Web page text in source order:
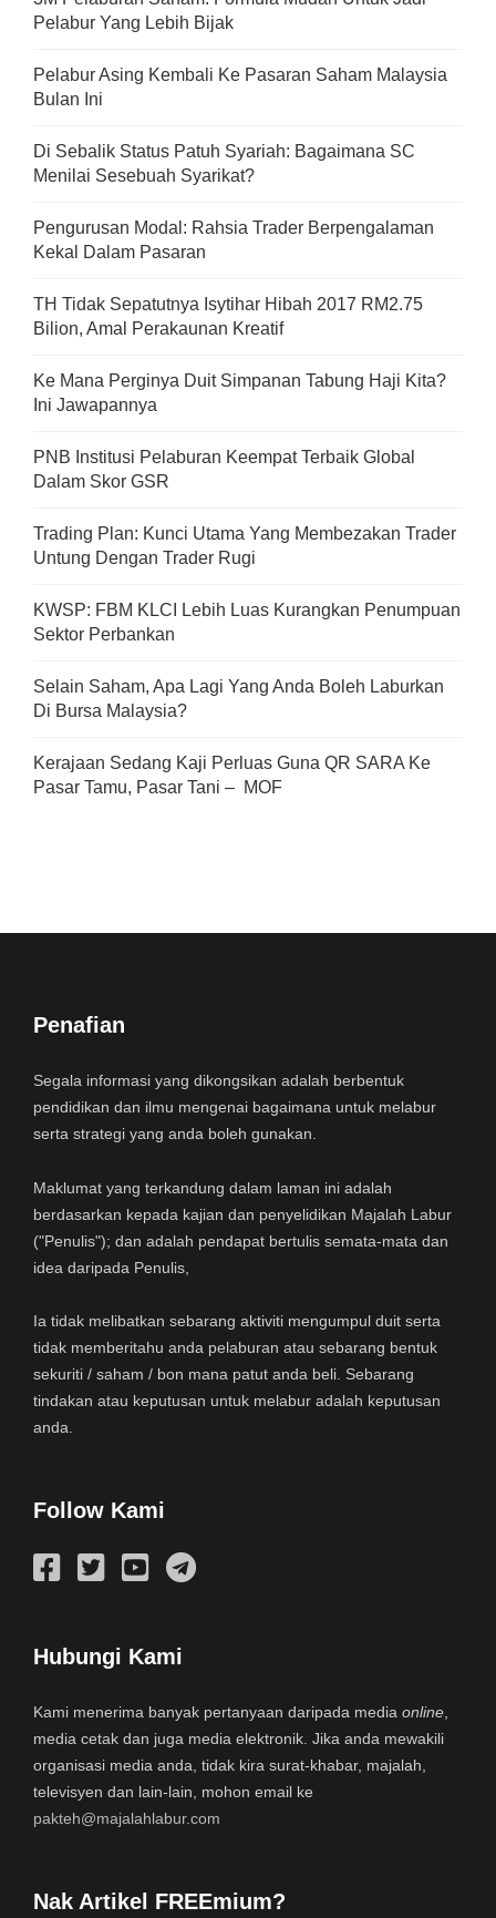
Pelabur Yang Lebih Bijak
Pelabur Asing Kembali Ke Pasaran Saham Malaysia
Bulan Ini
Di Sebalik Status Patuh Syariah: Bagaimana SC
Menilai Sesebuah Syarikat?
Pengurusan Modal: Rahsia Trader Berpengalaman
Kekal Dalam Pasaran
TH Tidak Sepatutnya Isytihar Hibah 2017 RM2.75
Bilion, Amal Perakaunan Kreatif
Ke Mana Perginya Duit Simpanan Tabung Haji Kita?
Ini Jawapannya
PNB Institusi Pelaburan Keempat Terbaik Global
Dalam Skor GSR
Trading Plan: Kunci Utama Yang Membezakan Trader
Untung Dengan Trader Rugi
KWSP: FBM KLCI Lebih Luas Kurangkan Penumpuan
Sektor Perbankan
Selain Saham, Apa Lagi Yang Anda Boleh Laburkan
Di Bursa Malaysia?
Kerajaan Sedang Kaji Perluas Guna QR SARA Ke
Pasar Tamu, Pasar Tani – MOF
Penafian
Segala informasi yang dikongsikan adalah berbentuk
pendidikan dan ilmu mengenai bagaimana untuk melabur
serta strategi yang anda boleh gunakan.
Maklumat yang terkandung dalam laman ini adalah
berdasarkan kepada kajian dan penyelidikan Majalah Labur
("Penulis"); dan adalah pendapat bertulis semata-mata dan
idea daripada Penulis,
Ia tidak melibatkan sebarang aktiviti mengumpul duit serta
tidak memberitahu anda pelaburan atau sebarang bentuk
sekuriti / saham / bon mana patut anda beli. Sebarang
tindakan atau keputusan untuk melabur adalah keputusan
anda.
Follow Kami
Hubungi Kami
Kami menerima banyak pertanyaan daripada media online
media cetak dan juga media elektronik. Jika anda mewakili
organisasi media anda, tidak kira surat-khabar, majalah,
televisyen dan lain-lain, mohon email ke
pakteh@majalahlabur.com
Nak Artikel FREEmium?